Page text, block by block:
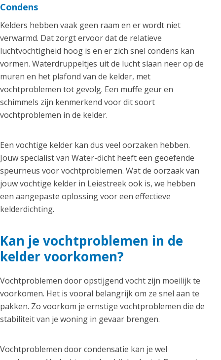
Condens
Kelders hebben vaak geen raam en er wordt niet
verwarmd. Dat zorgt ervoor dat de relatieve
luchtvochtigheid hoog is en er zich snel condens kan
vormen. Waterdruppeltjes uit de lucht slaan neer op de
muren en het plafond van de kelder, met
vochtproblemen tot gevolg. Een muffe geur en
schimmels zijn kenmerkend voor dit soort
vochtproblemen in de kelder.
Een vochtige kelder kan dus veel oorzaken hebben.
Jouw specialist van Water-dicht heeft een geoefende
speurneus voor vochtproblemen. Wat de oorzaak van
jouw vochtige kelder in Leiestreek ook is, we hebben
een aangepaste oplossing voor een effectieve
kelderdichting.
Kan je vochtproblemen in de
kelder voorkomen?
Vochtproblemen door opstijgend vocht zijn moeilijk te
voorkomen. Het is vooral belangrijk om ze snel aan te
pakken. Zo voorkom je ernstige vochtproblemen die de
stabiliteit van je woning in gevaar brengen.
Vochtproblemen door condensatie kan je wel